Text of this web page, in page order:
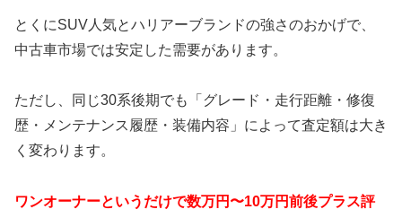
とくにSUV人気とハリアーブランドの強さのおかげで、
中古車市場では安定した需要があります。
ただし、同じ30系後期でも「グレード・走行距離・修復
歴・メンテナンス履歴・装備内容」によって査定額は大き
く変わります。
ワンオーナーというだけで数万円〜10万円前後プラス評